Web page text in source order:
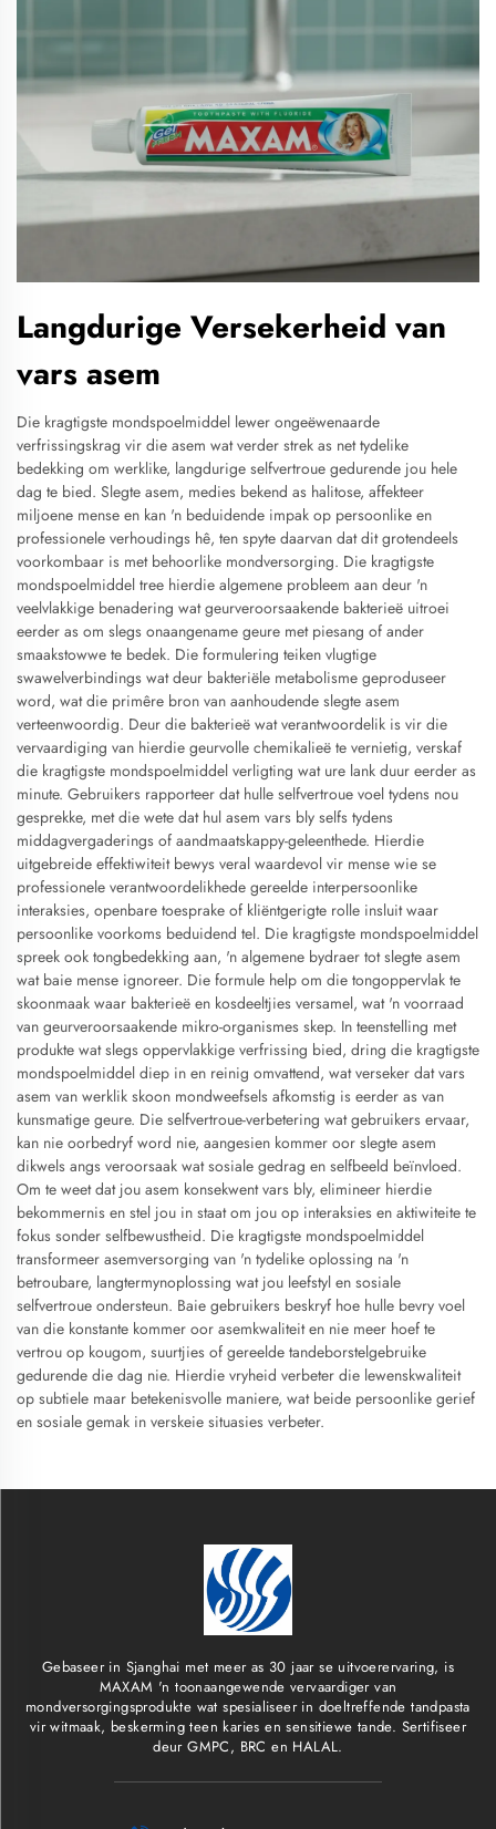
Langdurige Versekerheid van
vars asem
Die kragtigste mondspoelmiddel lewer ongeëwenaarde
verfrissingskrag vir die asem wat verder strek as net tydelike
bedekking om werklike, langdurige selfvertroue gedurende jou hele
dag te bied. Slegte asem, medies bekend as halitose, affekteer
miljoene mense en kan 'n beduidende impak op persoonlike en
professionele verhoudings hê, ten spyte daarvan dat dit grotendeels
voorkombaar is met behoorlike mondversorging. Die kragtigste
mondspoelmiddel tree hierdie algemene probleem aan deur 'n
veelvlakkige benadering wat geurveroorsaakende bakterieë uitroei
eerder as om slegs onaangename geure met piesang of ander
smaakstowwe te bedek. Die formulering teiken vlugtige
swawelverbindings wat deur bakteriële metabolisme geproduseer
word, wat die primêre bron van aanhoudende slegte asem
verteenwoordig. Deur die bakterieë wat verantwoordelik is vir die
vervaardiging van hierdie geurvolle chemikalieë te vernietig, verskaf
die kragtigste mondspoelmiddel verligting wat ure lank duur eerder as
minute. Gebruikers rapporteer dat hulle selfvertroue voel tydens nou
gesprekke, met die wete dat hul asem vars bly selfs tydens
middagvergaderings of aandmaatskappy-geleenthede. Hierdie
uitgebreide effektiwiteit bewys veral waardevol vir mense wie se
professionele verantwoordelikhede gereelde interpersoonlike
interaksies, openbare toesprake of kliëntgerigte rolle insluit waar
persoonlike voorkoms beduidend tel. Die kragtigste mondspoelmiddel
spreek ook tongbedekking aan, 'n algemene bydraer tot slegte asem
wat baie mense ignoreer. Die formule help om die tongoppervlak te
skoonmaak waar bakterieë en kosdeeltjies versamel, wat 'n voorraad
van geurveroorsaakende mikro-organismes skep. In teenstelling met
produkte wat slegs oppervlakkige verfrissing bied, dring die kragtigste
mondspoelmiddel diep in en reinig omvattend, wat verseker dat vars
asem van werklik skoon mondweefsels afkomstig is eerder as van
kunsmatige geure. Die selfvertroue-verbetering wat gebruikers ervaar,
kan nie oorbedryf word nie, aangesien kommer oor slegte asem
dikwels angs veroorsaak wat sosiale gedrag en selfbeeld beïnvloed.
Om te weet dat jou asem konsekwent vars bly, elimineer hierdie
bekommernis en stel jou in staat om jou op interaksies en aktiwiteite te
fokus sonder selfbewustheid. Die kragtigste mondspoelmiddel
transformeer asemversorging van 'n tydelike oplossing na 'n
betroubare, langtermynoplossing wat jou leefstyl en sosiale
selfvertroue ondersteun. Baie gebruikers beskryf hoe hulle bevry voel
van die konstante kommer oor asemkwaliteit en nie meer hoef te
vertrou op kougom, suurtjies of gereelde tandeborstelgebruike
gedurende die dag nie. Hierdie vryheid verbeter die lewenskwaliteit
op subtiele maar betekenisvolle maniere, wat beide persoonlike gerief
en sosiale gemak in verskeie situasies verbeter.
Gebaseer in Sjanghai met meer as 30 jaar se uitvoerervaring, is
MAXAM 'n toonaangewende vervaardiger van
mondversorgingsprodukte wat spesialiseer in doeltreffende tandpasta
vir witmaak, beskerming teen karies en sensitiewe tande. Sertifiseer
deur GMPC, BRC en HALAL.